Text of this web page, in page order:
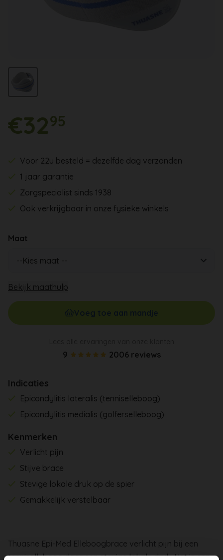
€3295
Voor 22u besteld = dezelfde dag verzonden
1 jaar garantie
Zorgspecialist sinds 1938
Ook verkrijgbaar in onze fysieke winkels
Maat
Bekijk maathulp
9 2006 reviews
Indicaties
Epicondylitis lateralis (tenniselleboog)
Epicondylitis medialis (golferselleboog)
Kenmerken
Verlicht pijn
Stijve brace
Stevige lokale druk op de spier
Gemakkelijk verstelbaar
Thuasne Epi-Med Elleboogbrace verlicht pijn bij een
tenniselleboog door een stevige lokale druk. Het is een